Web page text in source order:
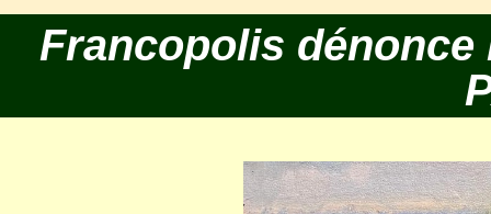
Francopolis dénonce